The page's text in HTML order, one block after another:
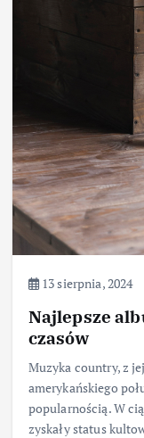
13 sierpnia, 2024
Najlepsze
czasów
Muzyka country, z
amerykańskiego
popularnością. W
zyskały status